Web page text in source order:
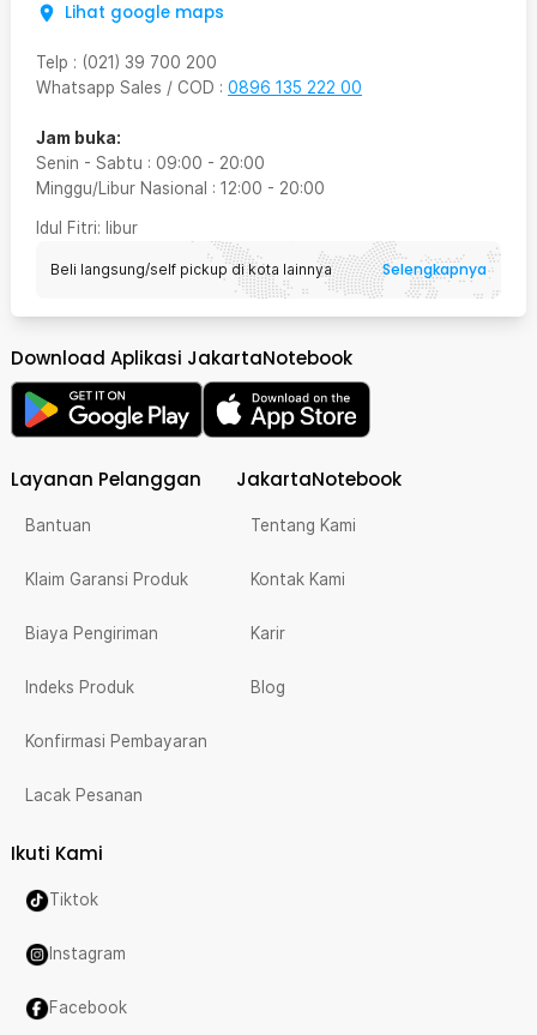
Lihat google maps
Telp : (021) 39 700 200
Whatsapp Sales / COD : 0896 135 222 00
Jam buka:
Senin - Sabtu : 09:00 - 20:00
Minggu/Libur Nasional : 12:00 - 20:00
Idul Fitri: libur
Beli langsung/self pickup di kota lainnya Selengkapnya
Download Aplikasi JakartaNotebook
Layanan Pelanggan
Bantuan
Klaim Garansi Produk
Biaya Pengiriman
Indeks Produk
Konfirmasi Pembayaran
Lacak Pesanan
JakartaNotebook
Tentang Kami
Kontak Kami
Karir
Blog
Ikuti Kami
Tiktok
Instagram
Facebook